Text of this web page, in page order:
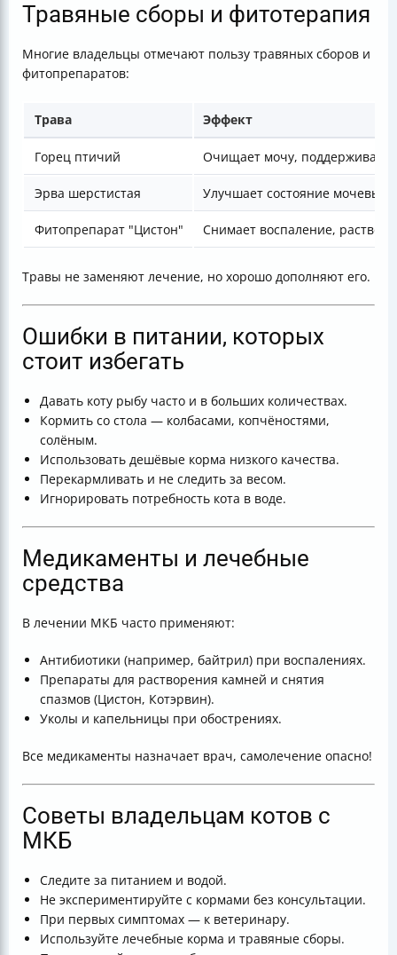
Травяные сборы и фитотерапия
Многие владельцы отмечают пользу травяных сборов и
фитопрепаратов:
Трава Эффект
Горец птичий Очищает мочу, поддерживает
Эрва шерстистая Улучшает состояние
Фитопрепарат "Цистон" Снимает воспаление,
Травы не заменяют лечение, но хорошо дополняют его.
Ошибки в питании, которых
стоит избегать
Давать коту рыбу часто и в больших количествах.
Кормить со стола — колбасами, копчёностями,
солёным.
Использовать дешёвые корма низкого качества.
Перекармливать и не следить за весом.
Игнорировать потребность кота в воде.
Медикаменты и лечебные
средства
В лечении МКБ часто применяют:
Антибиотики (например, байтрил) при воспалениях.
Препараты для растворения камней и снятия
спазмов (Цистон, Котэрвин).
Уколы и капельницы при обострениях.
Все медикаменты назначает врач, самолечение опасно!
Советы владельцам котов с
МКБ
Следите за питанием и водой.
Не экспериментируйте с кормами без консультации.
При первых симптомах — к ветеринару.
Используйте лечебные корма и травяные сборы.